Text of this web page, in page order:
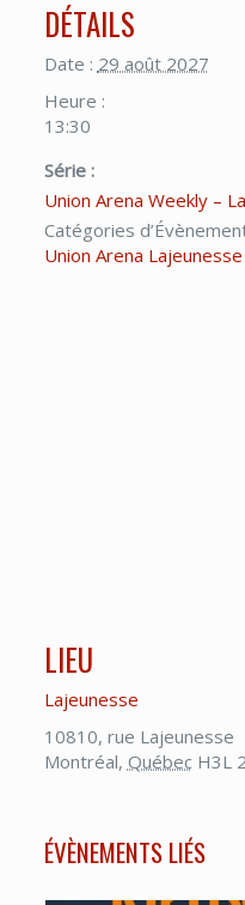
DÉTAILS
Date : 29 août 2027
Heure :
13:30
Série :
Union Arena Weekly –
Catégories
Union Arena Lajeunesse
LIEU
Lajeunesse
10810, rue Lajeunesse
Montréal, Québec H3L
ÉVÈNEMENTS LIÉS